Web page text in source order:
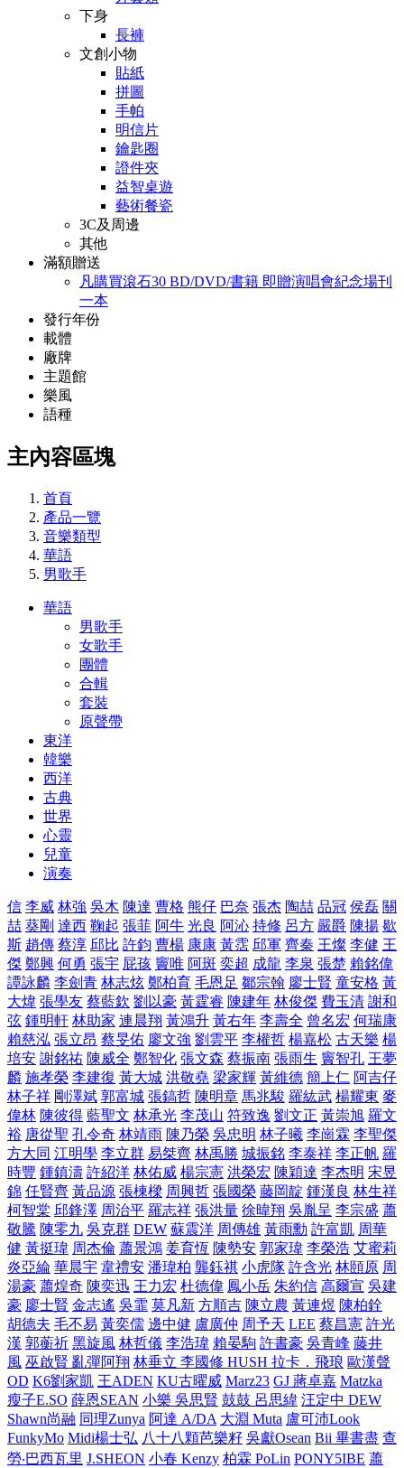
下身
長褲
文創小物
貼紙
拼圖
手帕
明信片
鑰匙圈
證件夾
益智桌遊
藝術餐瓷
3C及周邊
其他
滿額贈送
凡購買滾石30 BD/DVD/書籍 即贈演唱會紀念場刊
一本
發行年份
載體
廠牌
主題館
樂風
語種
主內容區塊
首頁
產品一覽
音樂類型
華語
男歌手
華語
男歌手
女歌手
團體
合輯
套裝
原聲帶
東洋
韓樂
西洋
古典
世界
心靈
兒童
演奏
信 李威 林強 吳木 陳達 曹格 熊仔 巴奈 張杰 陶喆 品冠 侯磊 關
喆 葵剛 達西 鞠起 張菲 阿牛 光良 阿沁 持修 呂方 嚴爵 陳揚 歇
斯 趙傳 蔡淳 邱比 許鈞 曹楊 康康 黃霑 邱軍 齊秦 王燦 李健 王
傑 鄭興 何勇 張宇 屁孩 竇唯 阿斑 奕超 成龍 李泉 張楚 賴銘偉
譚詠麟 李劍青 林志炫 鄭柏育 毛恩足 鄒宗翰 廖士賢 童安格 黃
大煒 張學友 蔡藍欽 劉以豪 黃霆睿 陳建年 林俊傑 費玉清 謝和
弦 鍾明軒 林助家 連晨翔 黃鴻升 黃右年 李壽全 曾名宏 何瑞康
賴慈泓 張立昂 蔡旻佑 廖文強 劉雲平 李權哲 楊嘉松 古天樂 楊
培安 謝銘祐 陳威全 鄭智化 張文森 蔡振南 張雨生 竇智孔 王夢
麟 施孝榮 李建復 黃大城 洪敬堯 梁家輝 黃維德 簡上仁 阿吉仔
林子祥 剛澤斌 郭富城 張鎬哲 陳明章 馬兆駿 羅紘武 楊耀東 麥
偉林 陳彼得 藍聖文 林承光 李茂山 符致逸 劉文正 黃崇旭 羅文
裕 唐從聖 孔令奇 林靖雨 陳乃榮 吳忠明 林子曦 李崗霖 李聖傑
方大同 江明學 李立群 易桀齊 林禹勝 城振銘 李泰祥 李正帆 羅
時豐 鍾鎮濤 許紹洋 林佑威 楊宗憲 洪榮宏 陳穎達 李杰明 宋昱
錦 任賢齊 黃品源 張棟樑 周興哲 張國榮 藤岡靛 鍾漢良 林生祥
柯智棠 邱鋒澤 周治平 羅志祥 張洪量 徐暐翔 吳胤呈 李宗盛 蕭
敬騰 陳零九 吳克群 DEW 蘇震洋 周傳雄 黃雨勳 許富凱 周華
健 黃挺瑋 周杰倫 蕭景鴻 姜育恆 陳勢安 郭家瑋 李榮浩 艾蜜莉
炎亞綸 華晨宇 韋禮安 潘瑋柏 龔鈺祺 小虎隊 許含光 林頤原 周
湯豪 蕭煌奇 陳奕迅 王力宏 杜德偉 鳳小岳 朱約信 高爾宣 吳建
豪 廖士賢 金志遙 吳霏 莫凡新 方順吉 陳立農 黃連煜 陳柏銓
胡德夫 毛不易 黃奕儒 邊中健 盧廣仲 周予天 LEE 蔡昌憲 許光
漢 郭蘅祈 黑旋風 林哲儀 李浩瑋 賴晏駒 許書豪 吳青峰 藤井
風 巫啟賢 亂彈阿翔 林垂立 李國修 HUSH 拉卡．飛琅 歐漢聲
OD K6劉家凱 王ADEN KU古曜威 Marz23 GJ 蔣卓嘉 Matzka
瘦子E.SO 薛恩SEAN 小樂 吳思賢 鼓鼓 呂思緯 汪定中 DEW
Shawn尚融 同理Zunya 阿達 A/DA 大淵 Muta 盧可沛Look
FunkyMo Midi楊士弘 八十八顆芭樂籽 吳獻Osean Bii 畢書盡 查
勞‧巴西瓦里 J.SHEON 小春 Kenzy 柏霖 PoLin PONY5IBE 蕭